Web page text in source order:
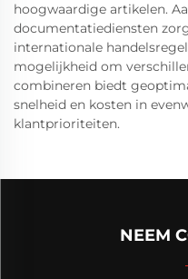
hoogwaardige artikelen.
documentatiediensten
internationale
mogelijkheid om
combineren biedt
snelheid en kosten in
klantprioriteiten.
NEEM